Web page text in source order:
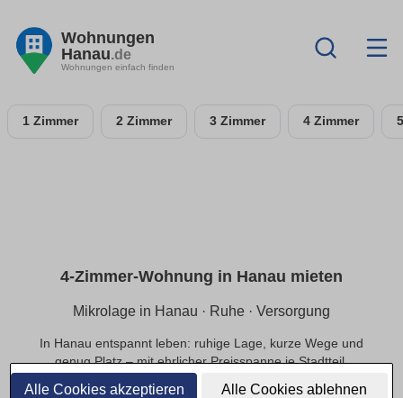
Alle Cookies akzeptieren Alle Cookies ablehnen
Wohnungen
Hanau.de
Wohnungen einfach finden
1 Zimmer 2 Zimmer 3 Zimmer 4 Zimmer
4-Zimmer-Wohnung in Hanau mieten
Mikrolage in Hanau · Ruhe · Versorgung
In Hanau entspannt leben: ruhige Lage, kurze Wege und
genug Platz – mit ehrlicher Preisspanne je Stadtteil.